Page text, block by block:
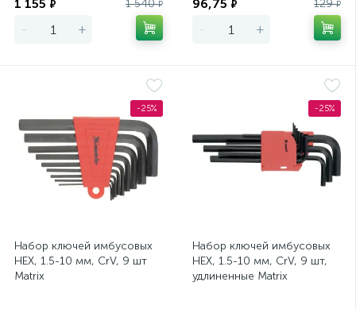
1 155 ₽ 1 540₽
- +
96,75 ₽ 129₽
- +
-25%
Набор ключей имбусовых
HEX, 1.5-10 мм, CrV, 9 шт
Matrix
-25%
Набор ключей имбусовых
HEX, 1.5-10 мм, CrV, 9 шт,
удлиненные Matrix